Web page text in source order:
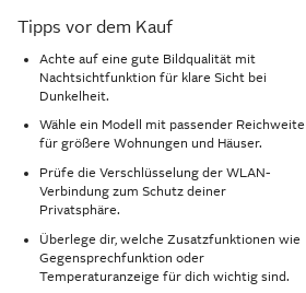
Tipps vor dem Kauf
Achte auf eine gute Bildqualität mit
Nachtsichtfunktion für klare Sicht bei
Dunkelheit.
Wähle ein Modell mit passender Reichweite
für größere Wohnungen und Häuser.
Prüfe die Verschlüsselung der WLAN-
Verbindung zum Schutz deiner
Privatsphäre.
Überlege dir, welche Zusatzfunktionen wie
Gegensprechfunktion oder
Temperaturanzeige für dich wichtig sind.